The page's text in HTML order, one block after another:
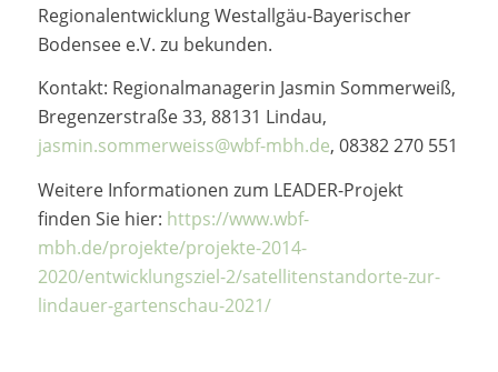
Regionalentwicklung Westallgäu-Bayerischer
Bodensee e.V. zu bekunden.
Kontakt: Regionalmanagerin Jasmin Sommerweiß,
Bregenzerstraße 33, 88131 Lindau,
jasmin.sommerweiss@wbf-mbh.de, 08382 270 551
Weitere Informationen zum LEADER-Projekt
finden Sie hier: https://www.wbf-
mbh.de/projekte/projekte-2014-
2020/entwicklungsziel-2/satellitenstandorte-zur-
lindauer-gartenschau-2021/